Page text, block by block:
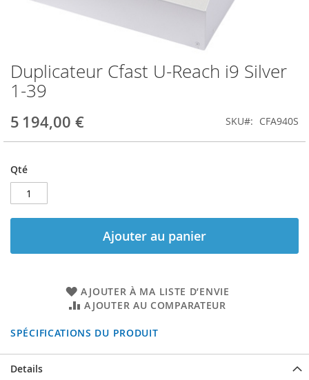
Duplicateur Cfast U-Reach i9 Silver
1-39
5 194,00 € SKU CFA940S
Qté
Ajouter au panier
AJOUTER À MA LISTE D’ENVIE
AJOUTER AU COMPARATEUR
SPÉCIFICATIONS DU PRODUIT
Skip
to
the
of
gallery
Details